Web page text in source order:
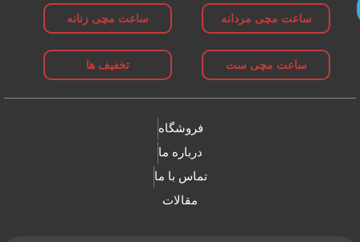
ساعت مچی مردانه ساعت مچی زنانه
ساعت مچی ست تخفیف ها
فروشگاه
درباره ما
تماس با ما
مقالات